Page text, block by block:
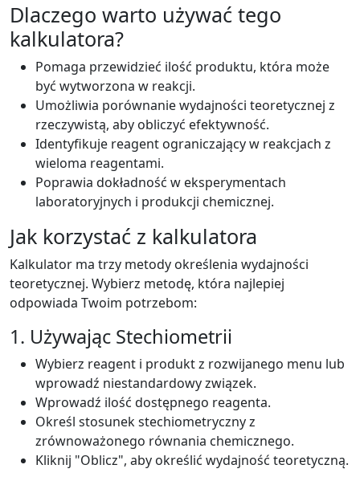
Dlaczego warto używać tego
kalkulatora?
Pomaga przewidzieć ilość produktu, która może
być wytworzona w reakcji.
Umożliwia porównanie wydajności teoretycznej z
rzeczywistą, aby obliczyć efektywność.
Identyfikuje reagent ograniczający w reakcjach z
wieloma reagentami.
Poprawia dokładność w eksperymentach
laboratoryjnych i produkcji chemicznej.
Jak korzystać z kalkulatora
Kalkulator ma trzy metody określenia wydajności
teoretycznej. Wybierz metodę, która najlepiej
odpowiada Twoim potrzebom:
1. Używając Stechiometrii
Wybierz reagent i produkt z rozwijanego menu lub
wprowadź niestandardowy związek.
Wprowadź ilość dostępnego reagenta.
Określ stosunek stechiometryczny z
zrównoważonego równania chemicznego.
Kliknij "Oblicz", aby określić wydajność teoretyczną.